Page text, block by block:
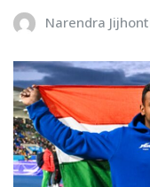
Narendra